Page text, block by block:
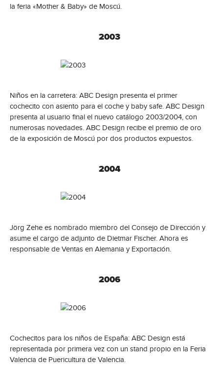
la feria «Mother & Baby» de Moscú.
2003
Niños en la carretera: ABC Design presenta el primer
cochecito con asiento para el coche y baby safe. ABC Design
presenta al usuario final el nuevo catálogo 2003/2004, con
numerosas novedades. ABC Design recibe el premio de oro
de la exposición de Moscú por dos productos expuestos.
2004
Jörg Zehe es nombrado miembro del Consejo de Dirección y
asume el cargo de adjunto de Dietmar Fischer. Ahora es
responsable de Ventas en Alemania y Exportación.
2006
Cochecitos para los niños de España: ABC Design está
representada por primera vez con un stand propio en la Feria
Valencia de Puericultura de Valencia.